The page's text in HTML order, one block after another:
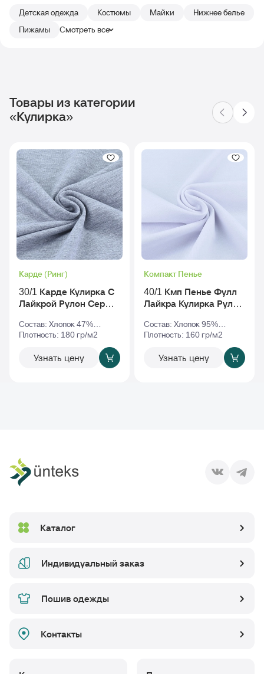
Детская одежда
Костюмы Майки
Нижнее белье
Пижамы
Смотреть все
Товары из категории
«Кулирка»
Карде (Ринг)
30/1 Карде Кулирка С
Лайкрой Рулон Серый-
Состав: Хлопок 47%
Полиэстер 47% Эластан
Плотность: 180 гр/м2
Узнать цену
Компакт Пенье
40/1 Кмп Пенье Фулл
Лайкра Кулирка Рулон
Состав: Хлопок 95%
Эластан 5%
Плотность: 160 гр/м2
Узнать цену
Каталог
Индивидуальный заказ
Пошив одежды
Контакты